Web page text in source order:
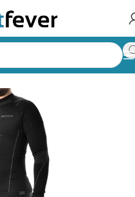
mütsid, kindad